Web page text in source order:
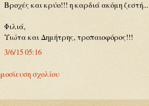
Βροχές και κρύο!!! η καρδιά ακόμη ζεστή...
Φιλιά,
Υιώτα και Δημήτρης, τροπαιοφόρος!!!
3/6/15 05:16
σχολίου